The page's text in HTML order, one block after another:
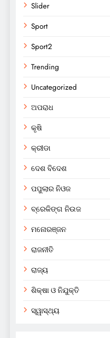
Slider
Sport
Sport2
Trending
Uncategorized
ଅପରାଧ
କୃଷି
କ୍ରୀଡା
ଦେଶ ବିଦେଶ
ପପୁଲାର ନିଓଜ
ବ୍ରେକିଙ୍ଗ ନିଉଜ
ମନୋରଞ୍ଜନ
ରାଜନୀତି
ରାଜ୍ୟ
ଶିକ୍ଷା ଓ ନିଯୁକ୍ତି
ସ୍ୱାସ୍ଥ୍ୟ